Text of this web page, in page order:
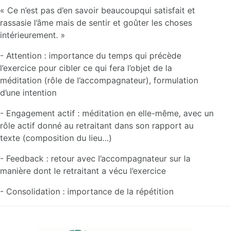
« Ce n’est pas d’en savoir beaucoupqui satisfait et
rassasie l’âme mais de sentir et goûter les choses
intérieurement. »
- Attention : importance du temps qui précède
l’exercice pour cibler ce qui fera l’objet de la
méditation (rôle de l’accompagnateur), formulation
d’une intention
- Engagement actif : méditation en elle-même, avec un
rôle actif donné au retraitant dans son rapport au
texte (composition du lieu…)
- Feedback : retour avec l’accompagnateur sur la
manière dont le retraitant a vécu l’exercice
- Consolidation : importance de la répétition